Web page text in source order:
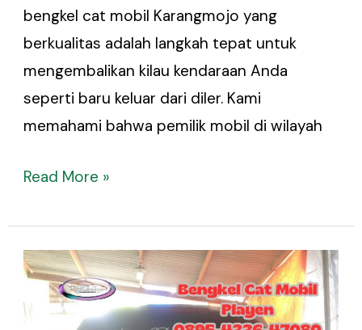
bengkel cat mobil Karangmojo yang
berkualitas adalah langkah tepat untuk
mengembalikan kilau kendaraan Anda
seperti baru keluar dari diler. Kami
memahami bahwa pemilik mobil di wilayah
Read More »
Bengkel
Cat
Mobil